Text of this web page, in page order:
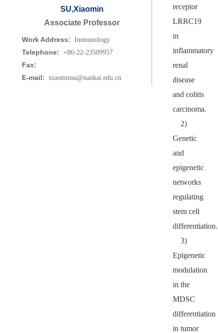
SU,Xiaomin
Associate Professor
Work Address: Immunology
Telephone: +86-22-23509957
Fax:
E-mail: xiaominsu@nankai.edu.cn
receptor
LRRC19
in
inflammatory
renal
disease
and colitis
carcinoma.
2)
Genetic
and
epigenetic
networks
regulating
stem cell
differentiation.
3)
Epigenetic
modulation
in the
MDSC
differentiation
in tumor